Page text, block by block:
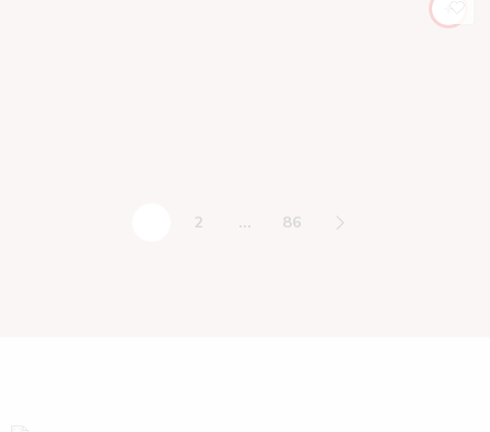
2 … 86